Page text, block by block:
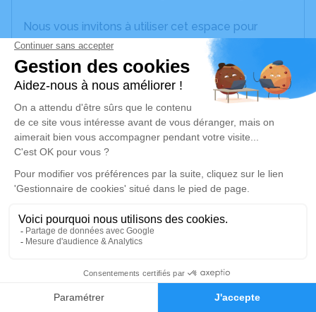
Faire-part Hommages
Nous vous invitons à utiliser cet espace pour
laisser vos condoléances, partager des photos
souvenirs, une anecdote ou exprimer vos pensées
à travers des poèmes ou des textes. Cet endroit
est un lieu d'expression dédié à honorer la
mémoire de Paul LUTARD.
Un service de plantation d’arbre hommage est
disponible ici
Cérémonie religieuse
Église Saint Germain de Saint-Germain-de-
Vibrac